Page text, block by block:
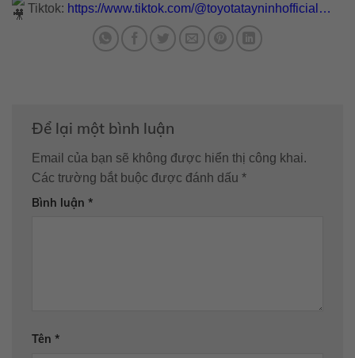
Tiktok: https://www.tiktok.com/@toyotatayninhofficial…
Để lại một bình luận
Email của bạn sẽ không được hiển thị công khai.
Các trường bắt buộc được đánh dấu *
Bình luận *
Tên *